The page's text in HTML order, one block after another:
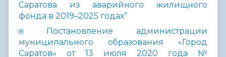
Саратова из аварийного жилищного
фонда в 2019–2025 годах“
Постановление администрации
муниципального образования «Город
Саратов» от 13 июля 2020 года №